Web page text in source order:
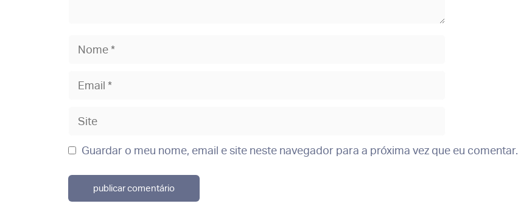
Guardar o meu nome, email e site neste navegador para a próxima vez que eu comentar.